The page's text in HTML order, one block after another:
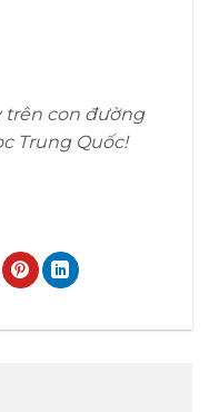
trên con đường
Trung Quốc!